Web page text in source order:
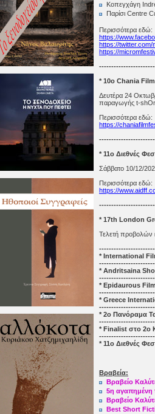
Κοπεγχάγη
Παρίσι Centre
Περισσότερα εδώ:
https://
https://twitter.com/
https://
* 10ο Chania
Δευτέρα 24
παραγωγής t-
Περισσότερα εδώ:
https://
* 11ο Διεθνές
Σάββατο 10/12/
Περισσότερα εδώ:
https://
* 17th London
Τελετή προβολών
* International
* Andritsaina
* Epidaurous
* Greece
* 2ο Πανόραμα
* Finalist στο 2ο
* 11ο Διεθνές
Βραβεία:
Bραβείο
5η αγαπημένη
Βραβείο
Best Short